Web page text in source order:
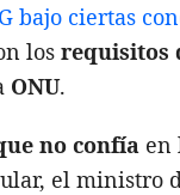
bajo ciertas
los requisitos
ONU.
no confía en
el ministro